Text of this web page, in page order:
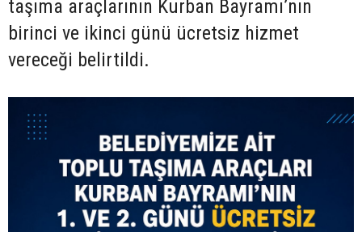
taşıma araçlarının Kurban Bayramı’nın
birinci ve ikinci günü ücretsiz hizmet
vereceği belirtildi.